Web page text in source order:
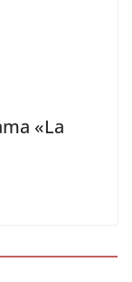
«La